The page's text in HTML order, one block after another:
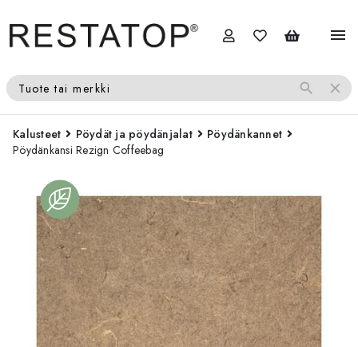
menu
Tuote tai merkki search close
Kalusteet Pöydät ja pöydänjalat
Pöydänkannet
Pöydänkansi Rezign Coffeebag